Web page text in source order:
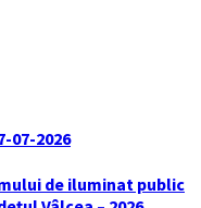
07-2026
de iluminat public